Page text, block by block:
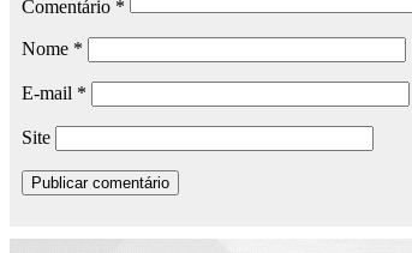
Comentário *
Nome *
E-mail *
Site